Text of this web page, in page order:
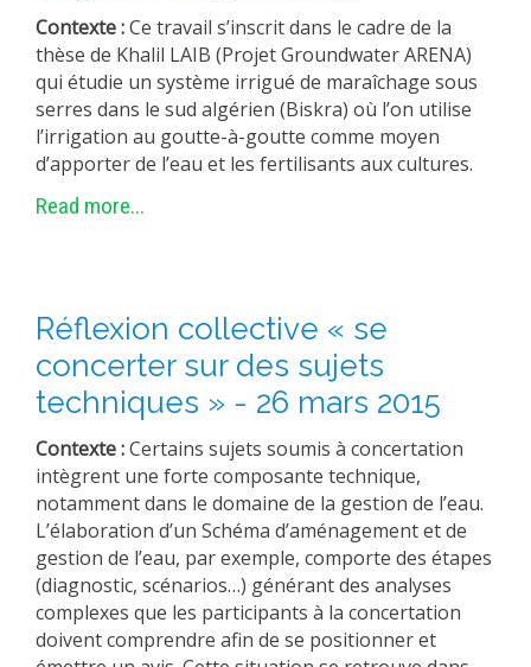
THESES IN PROGRESS
PRODUCTION
METHODS AND TOOLS
SOFTWARE
THESES
WORKING PAPERS
THEMATIC NOTES
FOR THE PUBLIC
Contexte :Ce travail s’inscrit dans le cadre de la
thèse de Khalil LAIB (Projet Groundwater ARENA)
qui étudie un système irrigué de maraîchage sous
serres dans le sud algérien (Biskra) où l’on utilise
l’irrigation au goutte-à-goutte comme moyen
d’apporter de l’eau et les fertilisants aux cultures.
Read more...
Réflexion collective « se
concerter sur des sujets
techniques » - 26 mars 2015
Contexte :Certains sujets soumis à concertation
intègrent une forte composante technique,
notamment dans le domaine de la gestion de l’eau.
L’élaboration d’un Schéma d’aménagement et de
gestion de l’eau, par exemple, comporte des étapes
(diagnostic, scénarios…) générant des analyses
complexes que les participants à la concertation
doivent comprendre afin de se positionner et